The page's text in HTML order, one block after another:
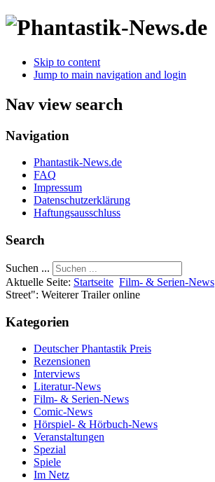
Skip to content
Jump to main navigation and login
Nav view search
Navigation
Phantastik-News.de
FAQ
Impressum
Datenschutzerklärung
Haftungsausschluss
Search
Suchen ...
Aktuelle Seite: Startseite Film- & Serien-News
Street": Weiterer Trailer online
Kategorien
Deutscher Phantastik Preis
Rezensionen
Interviews
Literatur-News
Film- & Serien-News
Comic-News
Hörspiel- & Hörbuch-News
Veranstaltungen
Spezial
Spiele
Im Netz